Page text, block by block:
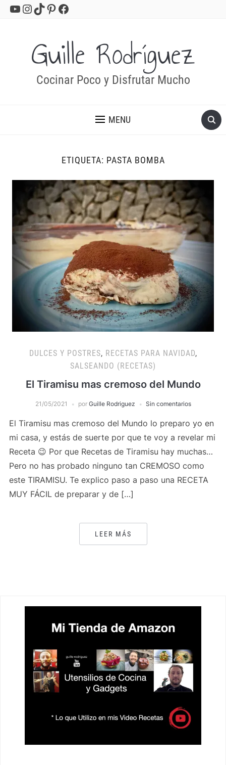
YouTube
Instagram
TikTok
Pinterest
Facebook
Guille Rodríguez
Cocinar Poco y Disfrutar Mucho
MENU
ETIQUETA: PASTA BOMBA
DULCES Y POSTRES, RECETAS PARA NAVIDAD,
SALSEANDO (RECETAS)
El Tiramisu mas cremoso del Mundo
21/05/2021 por Guille Rodriguez Sin comentarios
El Tiramisu mas cremoso del Mundo lo preparo yo en
mi casa, y estás de suerte por que te voy a revelar mi
Receta 😉 Por que Recetas de Tiramisu hay muchas…
Pero no has probado ninguno tan CREMOSO como
este TIRAMISU. Te explico paso a paso una RECETA
MUY FÁCIL de preparar y de […]
LEER MÁS